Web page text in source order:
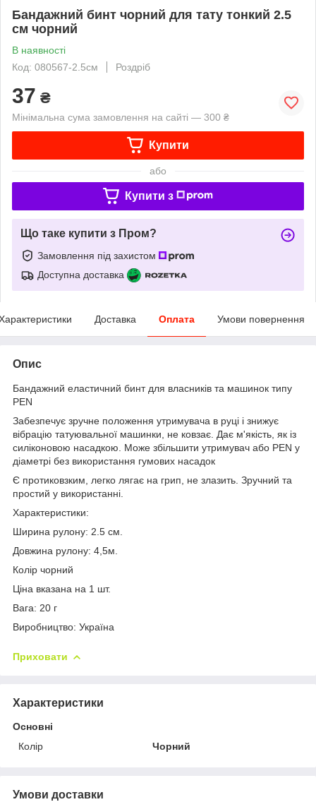
Бандажний бинт чорний для тату тонкий 2.5
см чорний
В наявності
Код: 080567-2.5см
Роздріб
37 ₴
Мінімальна сума замовлення на сайті — 300 ₴
Купити
або
Купити з
Що таке купити з Пром?
Замовлення під захистом
Доступна доставка
Доставка Оплата Умови повернення
Опис
Бандажний еластичний бинт для власників та машинок типу
PEN
Забезпечує зручне положення утримувача в руці і знижує
вібрацію татуювальної машинки, не ковзає. Дає м'якість, як із
силіконовою насадкою. Може збільшити утримувач або PEN у
діаметрі без використання гумових насадок
Є протиковзким, легко лягає на грип, не злазить. Зручний та
простий у використанні.
Характеристики:
Ширина рулону: 2.5 см.
Довжина рулону: 4,5м.
Колір чорний
Ціна вказана на 1 шт.
Вага: 20 г
Виробництво: Україна
Приховати
Характеристики
Основні
Колір
Чорний
Умови доставки